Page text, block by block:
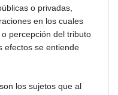
o privadas,
en los cuales
percepción del tributo
efectos se entiende
los sujetos que al